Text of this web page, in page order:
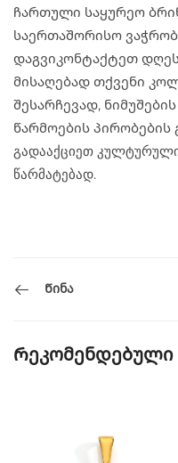
ჩართული საყურეო
საერთაშორისო
დაგვიკონტაქტეთ
მისაღებად თქვენი
შესარჩევად,
წარმოების პირობების
გადააქციეთ
წარმატებად.
Წინა